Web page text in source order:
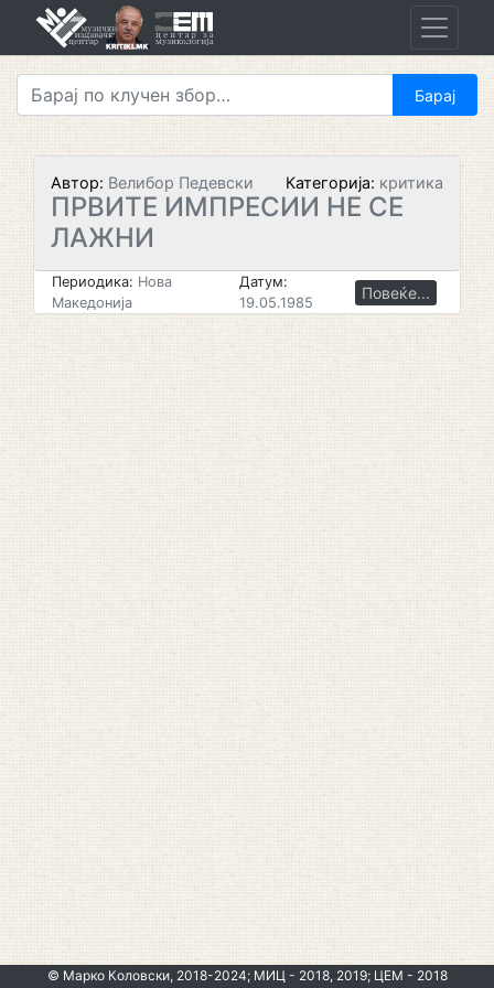
Автор: Велибор Педевски Категорија: критика
ПРВИТЕ ИМПРЕСИИ НЕ СЕ
ЛАЖНИ
Периодика: Нова
Македонија
Датум:
19.05.1985
Повеќе...
© Марко Коловски, 2018-2024; МИЦ - 2018, 2019; ЦЕМ - 2018